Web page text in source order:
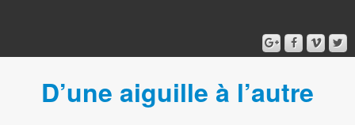
D’une aiguille à l’autre